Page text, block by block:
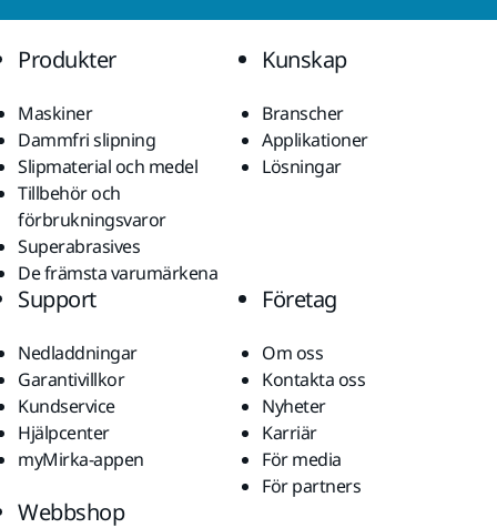
Produkter
Maskiner
Dammfri slipning
Slipmaterial och medel
Tillbehör och
förbrukningsvaror
Superabrasives
De främsta varumärkena
Kunskap
Branscher
Applikationer
Lösningar
Support
Nedladdningar
Garantivillkor
Kundservice
Hjälpcenter
myMirka-appen
Företag
Om oss
Kontakta oss
Nyheter
Karriär
För media
För partners
Webbshop